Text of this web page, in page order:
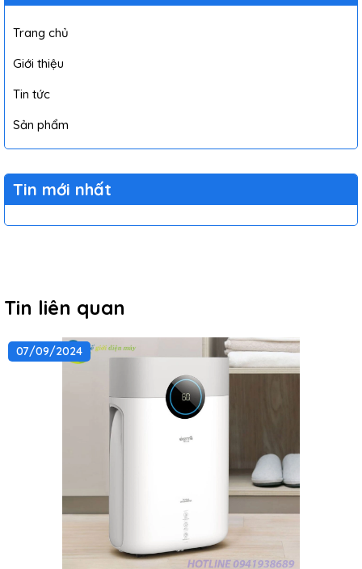
Trang chủ
Giới thiệu
Tin tức
Sản phẩm
Tin mới nhất
Tin liên quan
07/09/2024